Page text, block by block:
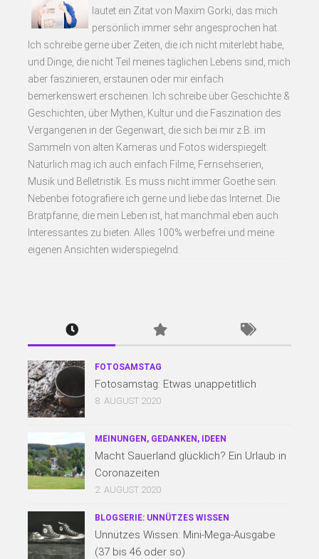
lautet ein Zitat von Maxim Gorki, das mich
persönlich immer sehr angesprochen hat.
Ich schreibe gerne über Zeiten, die ich nicht miterlebt habe,
und Dinge, die nicht Teil meines täglichen Lebens sind, mich
aber faszinieren, erstaunen oder mir einfach
bemerkenswert erscheinen. Ich schreibe über Geschichte &
Geschichten, über Mythen, Kultur und die Faszination des
Vergangenen in der Gegenwart, die sich bei mir z.B. im
Sammeln von alten Kameras und Fotos widerspiegelt.
Natürlich mag ich auch einfach Filme, Fernsehserien,
Musik und Belletristik. Es muss nicht immer Goethe sein.
Nebenbei fotografiere ich gerne und liebe das Internet. Die
Bratpfanne, die mein Leben ist, hat manchmal eben auch
Interessantes zu bieten. Alles 100% werbefrei und meine
eigenen Ansichten widerspiegelnd.
FOTOSAMSTAG
Fotosamstag: Etwas unappetitlich
8. AUGUST 2020
MEINUNGEN, GEDANKEN, IDEEN
Macht Sauerland glücklich? Ein Urlaub in
Coronazeiten
2. AUGUST 2020
BLOGSERIE: UNNÜTZES WISSEN
Unnützes Wissen: Mini-Mega-Ausgabe
(37 bis 46 oder so)